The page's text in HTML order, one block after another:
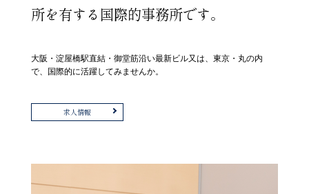
所を有する国際的事務所です。
大阪・淀屋橋駅直結・御堂筋沿い最新ビル又は、東京・丸の内
で、国際的に活躍してみませんか。
求人情報